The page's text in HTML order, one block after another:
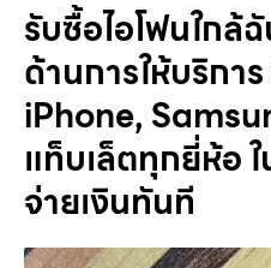
รับซื้อไอโฟนใกล้
ด้านการให้บริกา
iPhone,
แท็บเล็ตทุกยี่ห้อ
จ่ายเงินทันที